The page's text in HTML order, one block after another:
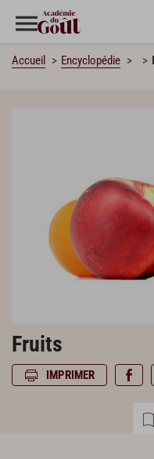
Accueil Encyclopédie
Fruits
IMPRIMER